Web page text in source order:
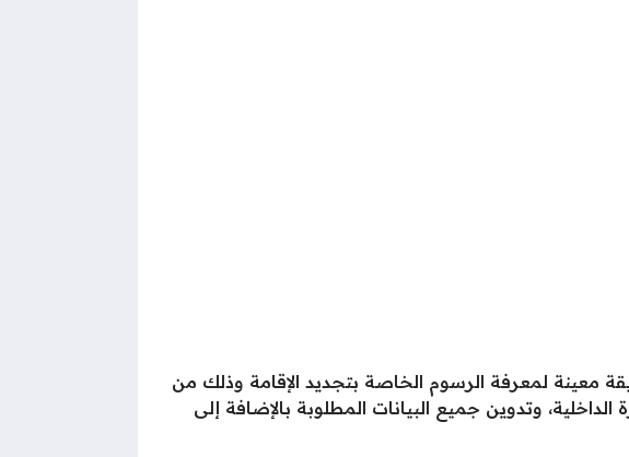
معينة لمعرفة الرسوم الخاصة بتجديد الإقامة وذلك من
وتدوين جميع البيانات المطلوبة بالإضافة إلى